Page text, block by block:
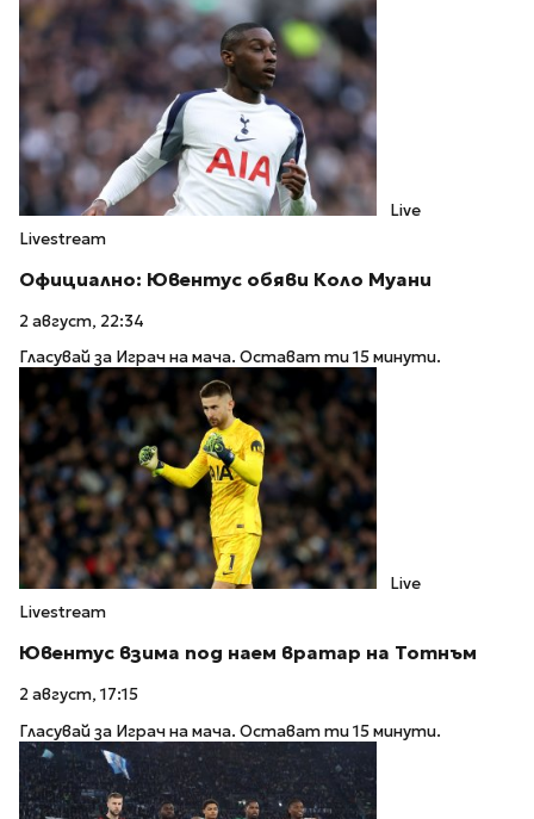
Live
Livestream
Официално: Ювентус обяви Коло Муани
2 август, 22:34
Гласувай за Играч на мача. Остават ти 15 минути.
Live
Livestream
Ювентус взима под наем вратар на Тотнъм
2 август, 17:15
Гласувай за Играч на мача. Остават ти 15 минути.